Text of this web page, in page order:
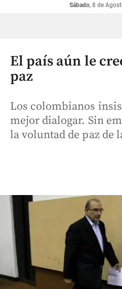
Sábado, 8 de
El país aún le
paz
Los colombianos
mejor dialogar. Sin
la voluntad de paz de